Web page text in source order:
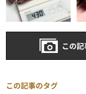
この
この記事のタグ